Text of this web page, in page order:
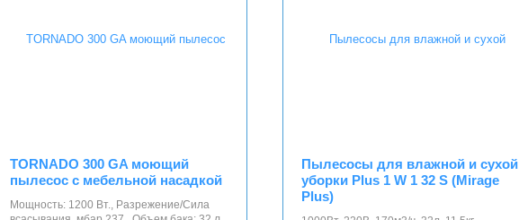
TORNADO 300 GA моющий
пылесос с мебельной насадкой
Мощность: 1200 Вт., Разрежение/Сила
Пылесосы для влажной и сухой
уборки Plus 1 W 1 32 S (Mirage
Plus)